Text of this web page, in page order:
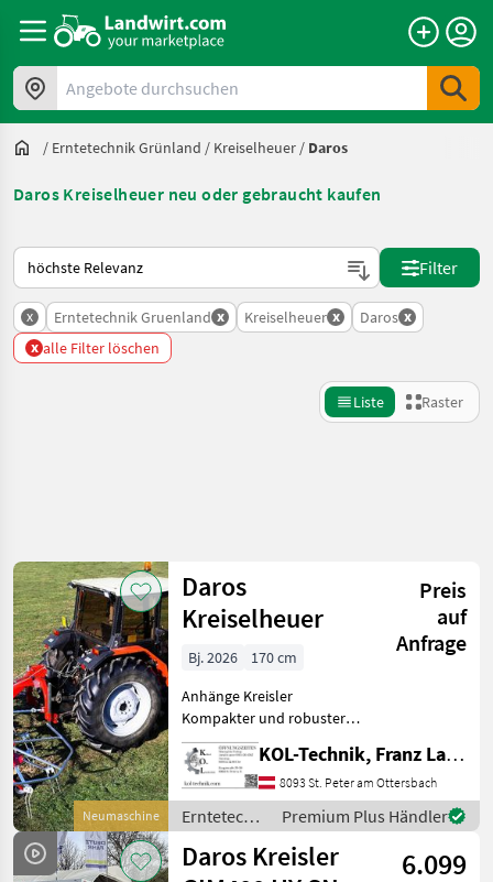
Angebote durchsuchen
/ Erntetechnik Grünland / Kreiselheuer / Daros
Daros Kreiselheuer neu oder gebraucht kaufen
So wird auf Landwirt.com sortiert
Filter
x Erntetechnik Gruenland x Kreiselheuer x Daros x
x alle Filter löschen
Liste Raster
Kategorie 4 Land
AKTUELLER
PFAD
Landtechnik
Erntetechnik
Gruenland
Kreiselheuer
Daros
KATEGORIE
Zurücksetzen
12
Ergebnisse
anzeigen
Neumaschine
Daros
Kreiselheuer
Preis
auf
Anfrage
Bj. 2026
170 cm
Anhänge Kreisler
Kompakter und robuster
Kreiselheuer für kleine
Flächen und den Einsatz im
Berggebiet. Serienmäßig
mit Ballonrädern und
Gelenkwelle ausgestattet.
Die
KOL-Technik, Franz Lampl-Küssner
8093 St. Peter am Ottersbach
Erntetechnik
Grünland /
Daros
Premium Plus Händler
Daros Kreisler
6.099